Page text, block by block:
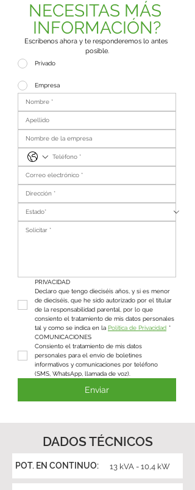
NECESITAS MÁS
INFORMACIÓN?
Escríbenos ahora y te responderemos lo antes
posible.
Privado
Empresa
PRIVACIDAD
Declaro que tengo dieciséis años, y si es menor
de dieciséis, que he sido autorizado por el titular
de la responsabilidad parental, por lo que
consiento el tratamiento de mis datos personales
tal y como se indica en la Política de Privacidad *
COMUNICACIONES
Consiento el tratamiento de mis datos
personales para el envío de boletines
informativos y comunicaciones por teléfono
(SMS, WhatsApp, llamada de voz).
Enviar
DADOS TÉCNICOS
POT. EN CONTINUO: 13 kVA - 10,4 kW